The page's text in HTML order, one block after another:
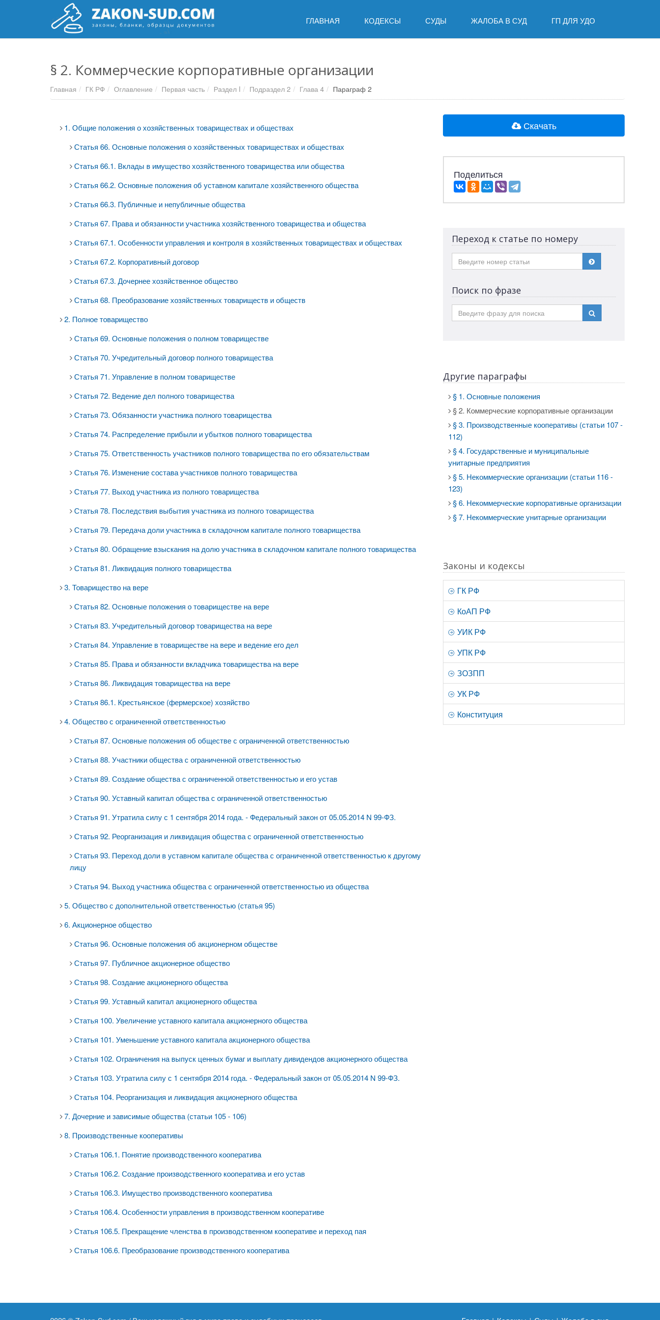
ГЛАВНАЯ КОДЕКСЫ СУДЫ ЖАЛОБА В СУД ГП ДЛЯ УДО
§ 2. Коммерческие корпоративные организации
Главная ГК РФ Оглавление Первая часть Раздел I Подраздел 2 Глава 4 Параграф 2
1. Общие положения о хозяйственных товариществах и обществах
Статья 66. Основные положения о хозяйственных товариществах и обществах
Статья 66.1. Вклады в имущество хозяйственного товарищества или общества
Статья 66.2. Основные положения об уставном капитале хозяйственного общества
Статья 66.3. Публичные и непубличные общества
Статья 67. Права и обязанности участника хозяйственного товарищества и общества
Статья 67.1. Особенности управления и контроля в хозяйственных товариществах и обществах
Статья 67.2. Корпоративный договор
Статья 67.3. Дочернее хозяйственное общество
Статья 68. Преобразование хозяйственных товариществ и обществ
2. Полное товарищество
Статья 69. Основные положения о полном товариществе
Статья 70. Учредительный договор полного товарищества
Статья 71. Управление в полном товариществе
Статья 72. Ведение дел полного товарищества
Статья 73. Обязанности участника полного товарищества
Статья 74. Распределение прибыли и убытков полного товарищества
Статья 75. Ответственность участников полного товарищества по его обязательствам
Статья 76. Изменение состава участников полного товарищества
Статья 77. Выход участника из полного товарищества
Статья 78. Последствия выбытия участника из полного товарищества
Статья 79. Передача доли участника в складочном капитале полного товарищества
Статья 80. Обращение взыскания на долю участника в складочном капитале полного товарищества
Статья 81. Ликвидация полного товарищества
3. Товарищество на вере
Статья 82. Основные положения о товариществе на вере
Статья 83. Учредительный договор товарищества на вере
Статья 84. Управление в товариществе на вере и ведение его дел
Статья 85. Права и обязанности вкладчика товарищества на вере
Статья 86. Ликвидация товарищества на вере
Статья 86.1. Крестьянское (фермерское) хозяйство
4. Общество с ограниченной ответственностью
Статья 87. Основные положения об обществе с ограниченной ответственностью
Статья 88. Участники общества с ограниченной ответственностью
Статья 89. Создание общества с ограниченной ответственностью и его устав
Статья 90. Уставный капитал общества с ограниченной ответственностью
Статья 91. Утратила силу с 1 сентября 2014 года. - Федеральный закон от 05.05.2014 N 99-ФЗ.
Статья 92. Реорганизация и ликвидация общества с ограниченной ответственностью
Статья 93. Переход доли в уставном капитале общества с ограниченной ответственностью к другому
лицу
Статья 94. Выход участника общества с ограниченной ответственностью из общества
5. Общество с дополнительной ответственностью (статья 95)
6. Акционерное общество
Статья 96. Основные положения об акционерном обществе
Статья 97. Публичное акционерное общество
Статья 98. Создание акционерного общества
Статья 99. Уставный капитал акционерного общества
Статья 100. Увеличение уставного капитала акционерного общества
Статья 101. Уменьшение уставного капитала акционерного общества
Статья 102. Ограничения на выпуск ценных бумаг и выплату дивидендов акционерного общества
Статья 103. Утратила силу с 1 сентября 2014 года. - Федеральный закон от 05.05.2014 N 99-ФЗ.
Статья 104. Реорганизация и ликвидация акционерного общества
7. Дочерние и зависимые общества (статьи 105 - 106)
8. Производственные кооперативы
Статья 106.1. Понятие производственного кооператива
Статья 106.2. Создание производственного кооператива и его устав
Статья 106.3. Имущество производственного кооператива
Статья 106.4. Особенности управления в производственном кооперативе
Статья 106.5. Прекращение членства в производственном кооперативе и переход пая
Статья 106.6. Преобразование производственного кооператива
Скачать
Поделиться
Переход к статье по номеру
Поиск по фразе
Другие параграфы
§ 1. Основные положения
§ 2. Коммерческие корпоративные организации
§ 3. Производственные кооперативы (статьи 107 -
112)
§ 4. Государственные и муниципальные
унитарные предприятия
§ 5. Некоммерческие организации (статьи 116 -
123)
§ 6. Некоммерческие корпоративные организации
§ 7. Некоммерческие унитарные организации
Законы и кодексы
ГК РФ
КоАП РФ
УИК РФ
УПК РФ
ЗОЗПП
УК РФ
Конституция